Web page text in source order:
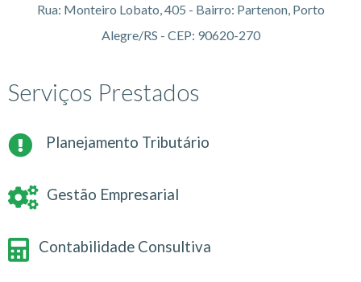
Rua: Monteiro Lobato, 405 - Bairro: Partenon, Porto
Alegre/RS - CEP: 90620-270
Serviços Prestados
Planejamento Tributário
Gestão Empresarial
Contabilidade Consultiva